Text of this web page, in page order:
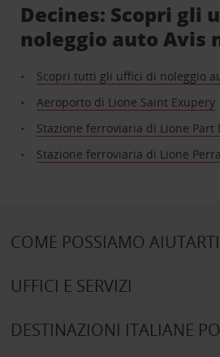
Decines: Scopri gli
noleggio auto Avis
Scopri tutti gli uffici di noleggio
Aeroporto di Lione Saint Exupery
Stazione ferroviaria di Lione Part
Stazione ferroviaria di Lione
COME POSSIAMO
UFFICI E SERVIZI
DESTINAZIONI ITALIANE